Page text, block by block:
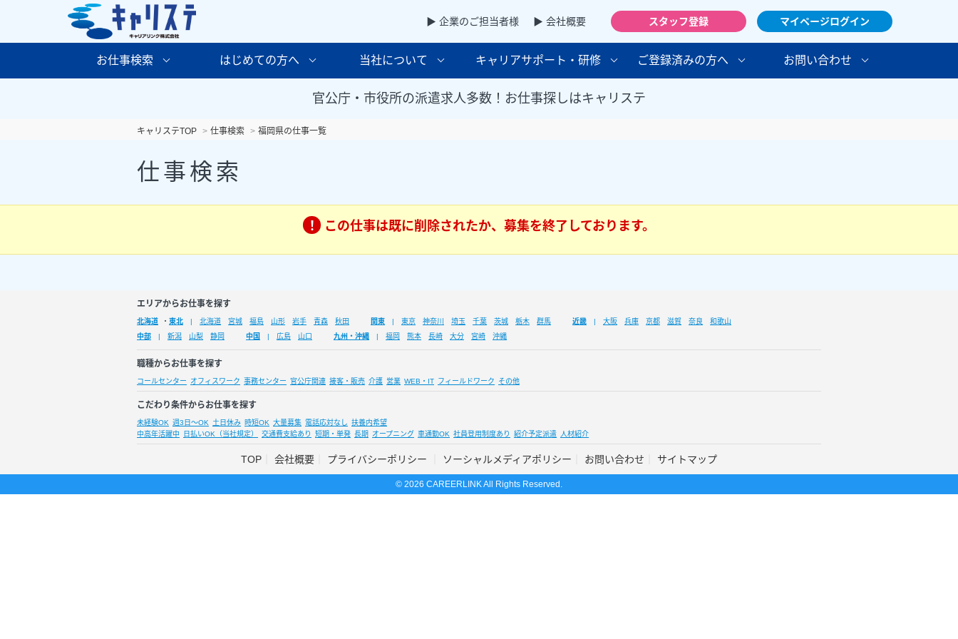
▶ 企業のご担当者様 ▶ 会社概要 スタッフ登録 マイページログイン
お仕事検索 はじめての方へ 当社について キャリアサポート・研修 ご登録済みの方へ お問い合わせ
官公庁・市役所の派遣求人多数！お仕事探しはキャリステ
キャリステTOP 仕事検索 福岡県の仕事一覧
仕事検索
この仕事は既に削除されたか、募集を終了しております。
エリアからお仕事を探す
北海道 ・ 東北 北海道 宮城 福島 山形 岩手 青森 秋田 関東 東京 神奈川 埼玉 千葉 茨城 栃木 群馬 近畿 大阪 兵庫 京都 滋賀 奈良
和歌山
中部
新潟 山梨 静岡 中国 広島 山口 九州・沖縄 福岡 熊本 長崎 大分 宮崎 沖縄
職種からお仕事を探す
コールセンター オフィスワーク 事務センター 官公庁関連 接客・販売 介護 営業 WEB・IT フィールドワーク その他
こだわり条件からお仕事を探す
未経験OK 週3日～OK 土日休み 時短OK 大量募集 電話応対なし 扶養内希望
中高年活躍中
日払いOK（当社規定） 交通費支給あり 短期・単発 長期 オープニング 車通勤OK 社員登用制度あり 紹介予定派遣 人材紹介
TOP 会社概要 プライバシーポリシー ソーシャルメディアポリシー お問い合わせ サイトマップ
© 2026 CAREERLINK All Rights Reserved.